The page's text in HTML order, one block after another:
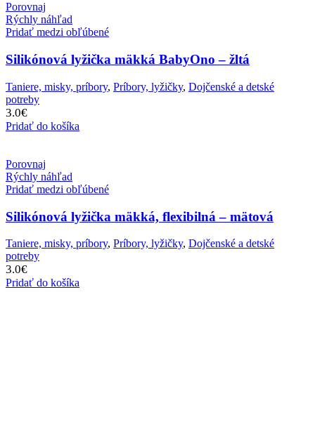
Porovnaj
Rýchly náhľad
Pridať medzi obľúbené
Silikónová lyžička mäkká BabyOno – žltá
Taniere, misky, príbory, Príbory, lyžičky, Dojčenské a detské
potreby
3.0€
Pridať do košíka
Porovnaj
Rýchly náhľad
Pridať medzi obľúbené
Silikónová lyžička mäkká, flexibilná – mätová
Taniere, misky, príbory, Príbory, lyžičky, Dojčenské a detské
potreby
3.0€
Pridať do košíka